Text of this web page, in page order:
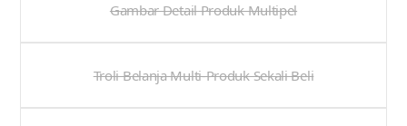
Gambar Detail Produk Multipel
Troli Belanja Multi-Produk Sekali Beli